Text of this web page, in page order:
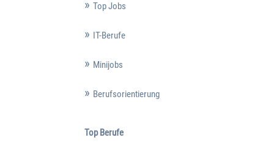
Top Jobs
IT-Berufe
Minijobs
Berufsorientierung
Top Berufe